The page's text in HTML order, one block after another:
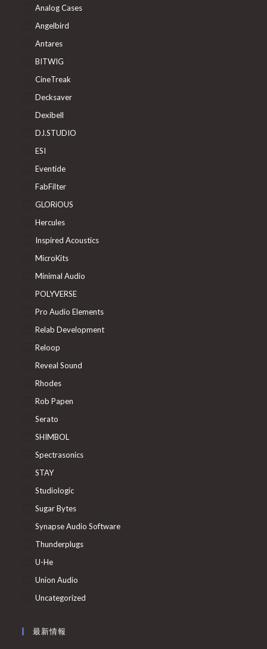
Analog Cases
Angelbird
Antares
BITWIG
CineTreak
Decksaver
Dexibell
DJ.STUDIO
ESI
Eventide
FabFilter
GLORiOUS
Hercules
Inspired Acoustics
MicroKits
Minimal Audio
POLYVERSE
Pro Audio Elements
Relab Development
Reloop
Reveal Sound
Rhodes
Rob Papen
Serato
SHIMBOL
Spectrasonics
STAY
Studiologic
Sugar Bytes
Synapse Audio Software
Thunderplugs
U-He
Union Audio
Uncategorized
最新情報